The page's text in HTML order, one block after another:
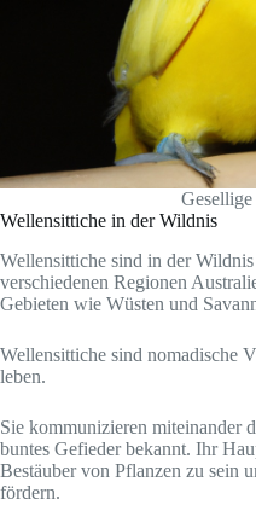
Wellensittiche in der Wildnis
Wellensittiche sind in der
verschiedenen Regionen
Gebieten wie Wüsten und
Wellensittiche sind nomadische
leben.
Sie kommunizieren miteinander
buntes Gefieder bekannt. Ihr
Bestäuber von Pflanzen zu sein
fördern.